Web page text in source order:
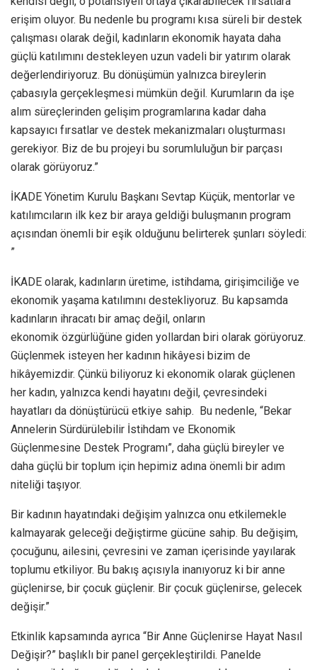
erişim oluyor. Bu nedenle bu programı kısa süreli bir destek
çalışması olarak değil, kadınların ekonomik hayata daha
güçlü katılımını destekleyen uzun vadeli bir yatırım olarak
değerlendiriyoruz. Bu dönüşümün yalnızca bireylerin
çabasıyla gerçekleşmesi mümkün değil. Kurumların da işe
alım süreçlerinden gelişim programlarına kadar daha
kapsayıcı fırsatlar ve destek mekanizmaları oluşturması
gerekiyor. Biz de bu projeyi bu sorumluluğun bir parçası
olarak görüyoruz.”
İKADE Yönetim Kurulu Başkanı Sevtap Küçük, mentorlar ve
katılımcıların ilk kez bir araya geldiği buluşmanın program
açısından önemli bir eşik olduğunu belirterek şunları söyledi:
”
İKADE olarak, kadınların üretime, istihdama, girişimciliğe ve
ekonomik yaşama katılımını destekliyoruz. Bu kapsamda
kadınların ihracatı bir amaç değil, onların
ekonomik özgürlüğüne giden yollardan biri olarak görüyoruz.
Güçlenmek isteyen her kadının hikâyesi bizim de
hikâyemizdir. Çünkü biliyoruz ki ekonomik olarak güçlenen
her kadın, yalnızca kendi hayatını değil, çevresindeki
hayatları da dönüştürücü etkiye sahip. Bu nedenle, “Bekar
Annelerin Sürdürülebilir İstihdam ve Ekonomik
Güçlenmesine Destek Programı”, daha güçlü bireyler ve
daha güçlü bir toplum için hepimiz adına önemli bir adım
niteliği taşıyor.
Bir kadının hayatındaki değişim yalnızca onu etkilemekle
kalmayarak geleceği değiştirme gücüne sahip. Bu değişim,
çocuğunu, ailesini, çevresini ve zaman içerisinde yayılarak
toplumu etkiliyor. Bu bakış açısıyla inanıyoruz ki bir anne
güçlenirse, bir çocuk güçlenir. Bir çocuk güçlenirse, gelecek
değişir.”
Etkinlik kapsamında ayrıca “Bir Anne Güçlenirse Hayat Nasıl
Değişir?” başlıklı bir panel gerçekleştirildi. Panelde